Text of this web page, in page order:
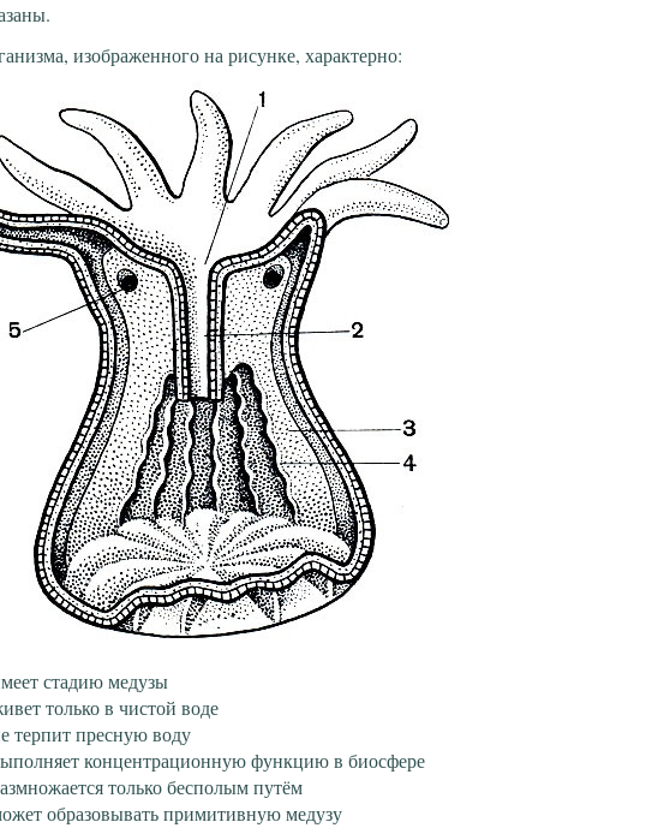
изображенного на рисунке, характерно:
стадию медузы
только в чистой воде
терпит пресную воду
концентрационную функцию в биосфере
только бесполым путём
образовывать примитивную медузу